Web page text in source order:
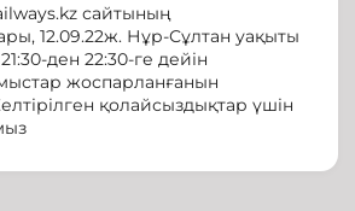
сайтының
12.09.22ж. Нұр-Сұлтан уақыты
ден 22:30-ге дейін
жоспарланғанын
қолайсыздықтар үшін